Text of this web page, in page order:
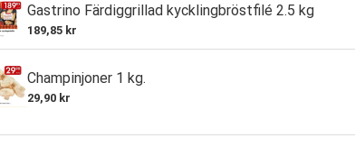
Gastrino Färdiggrillad kycklingbröstfilé 2.5 kg
189,85 kr
Champinjoner 1 kg.
29,90 kr